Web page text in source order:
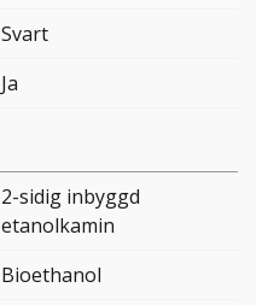
Svart
Ja
2-sidig inbyggd
etanolkamin
Bioethanol